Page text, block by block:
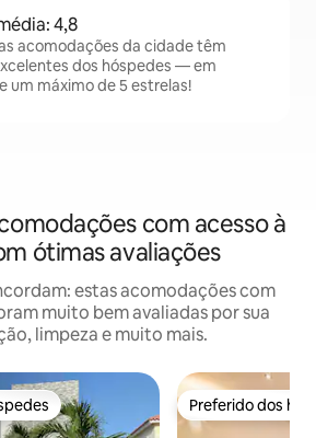
4,8
acomodações da cidade têm
dos hóspedes — em
um máximo de 5 estrelas!
com acesso à
ótimas avaliações
estas acomodações com
muito bem avaliadas por sua
limpeza e muito mais.
dos hóspedes Preferido dos
Preferido dos